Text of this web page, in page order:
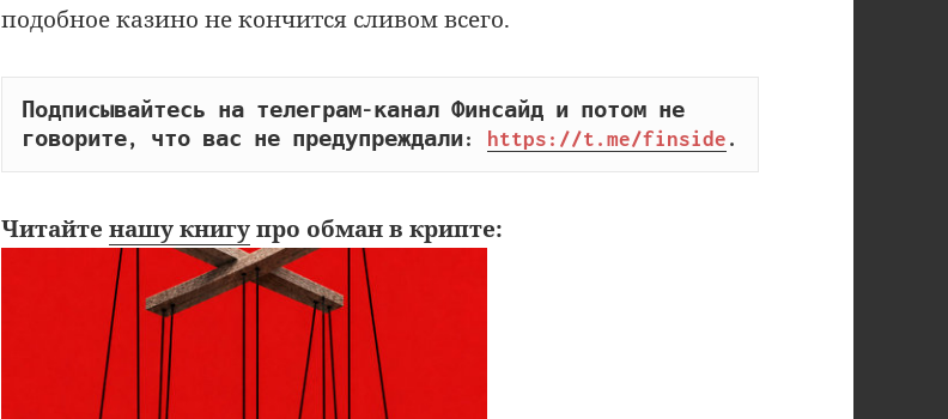
подобное казино не кончится сливом всего.
Подписывайтесь на телеграм-канал Финсайд и потом не
говорите, что вас не предупреждали:
https://t.me/finside .
Читайтенашу книгупро обман в крипте: